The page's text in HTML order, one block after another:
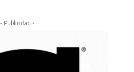
- Publicidad -